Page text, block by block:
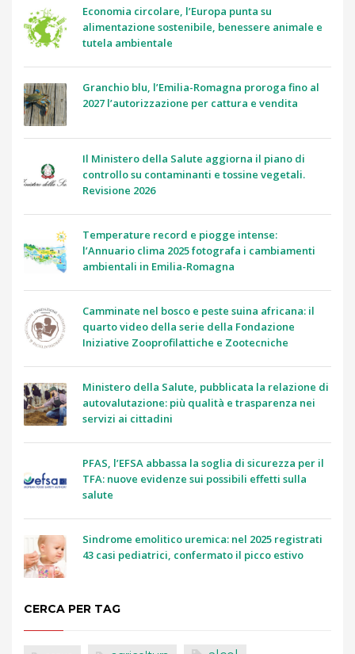
Economia circolare, l’Europa punta su
alimentazione sostenibile, benessere animale e
tutela ambientale
Granchio blu, l’Emilia-Romagna proroga fino al
2027 l’autorizzazione per cattura e vendita
Il Ministero della Salute aggiorna il piano di
controllo su contaminanti e tossine vegetali.
Revisione 2026
Temperature record e piogge intense:
l’Annuario clima 2025 fotografa i cambiamenti
ambientali in Emilia-Romagna
Camminate nel bosco e peste suina africana: il
quarto video della serie della Fondazione
Iniziative Zooprofilattiche e Zootecniche
Ministero della Salute, pubblicata la relazione di
autovalutazione: più qualità e trasparenza nei
servizi ai cittadini
PFAS, l’EFSA abbassa la soglia di sicurezza per il
TFA: nuove evidenze sui possibili effetti sulla
salute
Sindrome emolitico uremica: nel 2025 registrati
43 casi pediatrici, confermato il picco estivo
CERCA PER TAG